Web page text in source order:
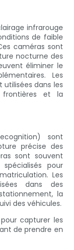
infrarouge
de faible
caméras sont
nocturne des
éliminer le
Les
dans les
et la
sont
précise des
sont souvent
pour
Les
dans des
la
des véhicules.
capturer les
de prendre en